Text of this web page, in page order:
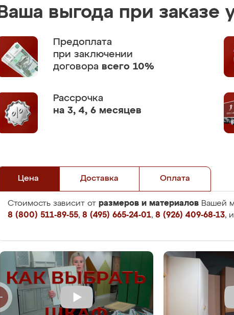
Ваша выгода при заказе
Предоплата
при заключении
договора всего 10%
Рассрочка
на 3, 4, 6 месяцев
Цена Доставка Оплата
Стоимость зависит от размеров и материалов Вашей
8 (800) 511-89-55, 8 (495) 665-24-01, 8 (926) 409-68-13,